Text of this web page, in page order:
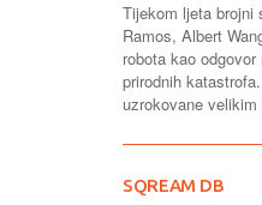
Tijekom ljeta brojni
Ramos, Albert
robota kao
prirodnih
uzrokovane
SQREAM DB